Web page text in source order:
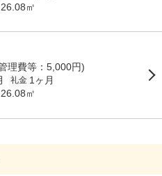
26.08㎡
理費等：5,000円)
礼金 1ヶ月
26.08㎡